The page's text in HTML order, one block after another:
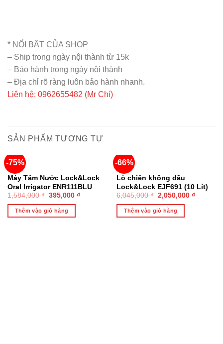
* NỔI BẬT CỦA SHOP
– Ship trong ngày nội thành từ 15k
– Bảo hành trong ngày nội thành
– Địa chỉ rõ ràng luôn bảo hành nhanh.
Liên hệ: 0962655482 (Mr Chí)
SẢN PHẨM TƯƠNG TỰ
-75%
Máy Tăm Nước Lock&Lock
Oral Irrigator ENR111BLU
Hàng chính hãng
1,584,000₫ 395,000 ₫
Thêm vào giỏ hàng
-66%
Lò chiên không dầu
Lock&Lock EJF691 (10 Lít)
Hàng Chính Hãng
6,045,000₫ 2,050,000 ₫
Thêm vào giỏ hàng